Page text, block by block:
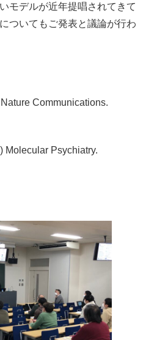
モデルが近年提唱されてきて
ついてもご発表と議論が行わ
Communications.
Psychiatry.